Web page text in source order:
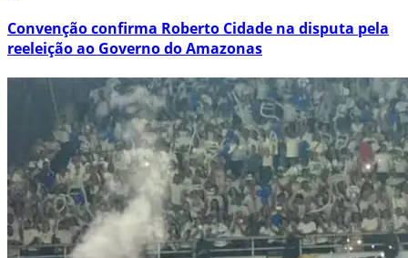
Convenção confirma Roberto Cidade na disputa pela
reeleição ao Governo do Amazonas